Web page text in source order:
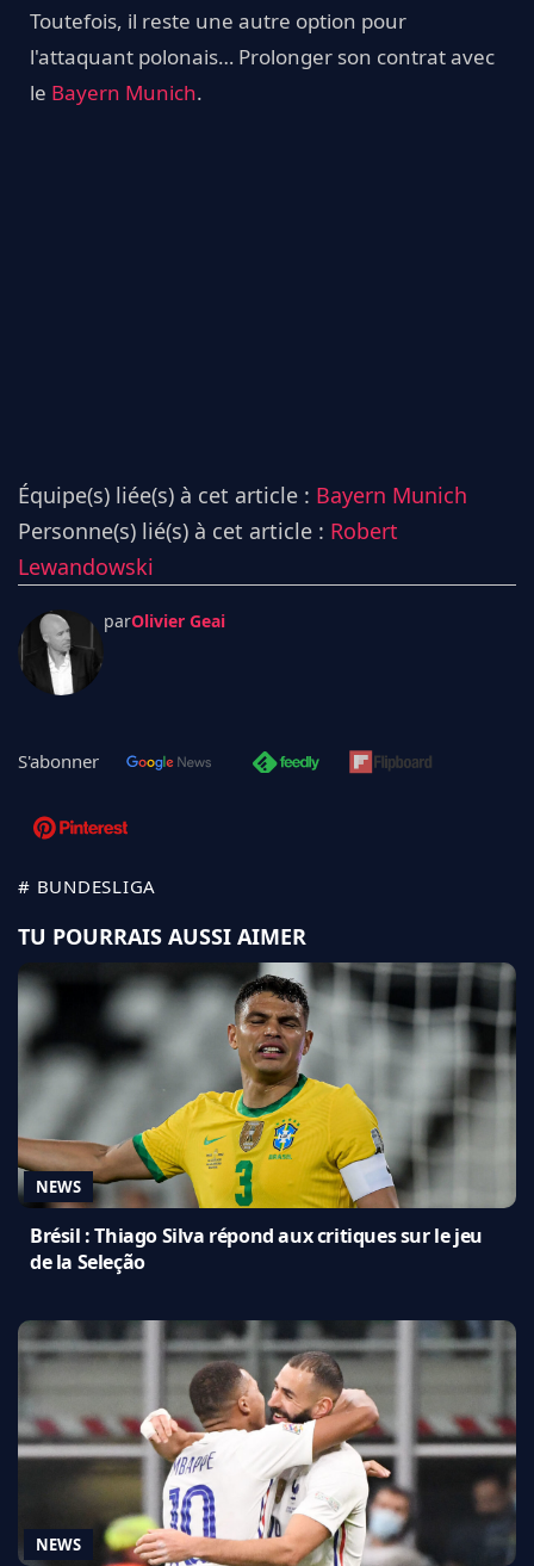
Toutefois, il reste une autre option pour
l'attaquant polonais… Prolonger son contrat avec
le Bayern Munich.
Équipe(s) liée(s) à cet article : Bayern Munich
Personne(s) lié(s) à cet article : Robert
Lewandowski
parOlivier Geai
S'abonner
# BUNDESLIGA
TU POURRAIS AUSSI AIMER
NEWS
Brésil : Thiago Silva répond aux critiques sur le jeu
de la Seleção
NEWS